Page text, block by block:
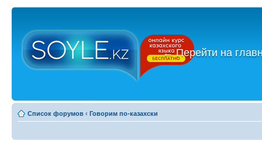
←Перейти на
Список форумов ‹ Говорим по-казахски